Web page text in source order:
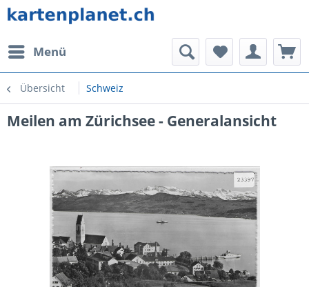
Menü
Übersicht Schweiz
Meilen am Zürichsee - Generalansicht